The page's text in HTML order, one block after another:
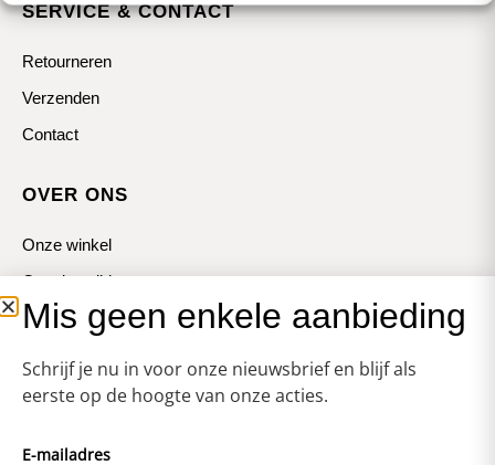
SERVICE & CONTACT
Retourneren
Verzenden
Contact
OVER ONS
Onze winkel
Openingstijden
Koopzondagen
Mis geen enkele aanbieding
Schrijf je nu in voor onze nieuwsbrief en blijf als
eerste op de hoogte van onze acties.
E-mailadres